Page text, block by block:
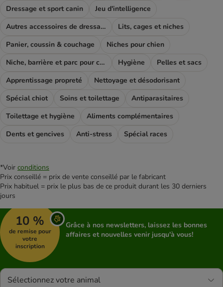
Dressage et sport canin
Jeu d'intelligence
Autres accessoires de dressage
Lits, cages et niches
Panier, coussin & couchage
Niches pour chien
Niche, barrière et parc pour chien
Hygiène
Pelles et sacs
Apprentissage propreté
Nettoyage et désodorisant
Spécial chiot
Soins et toilettage
Antiparasitaires
Toilettage et hygiène
Aliments complémentaires
Dents et gencives
Anti-stress Spécial races
*Voir conditions
Prix conseillé = prix de vente conseillé par le fabricant
Prix habituel = prix le plus bas de ce produit durant les 30 derniers
jours
10 %
de remise pour
votre
inscription
Grâce à nos newsletters, laissez les bonnes
affaires et nouvelles venir jusqu'à vous!
Sélectionnez votre animal